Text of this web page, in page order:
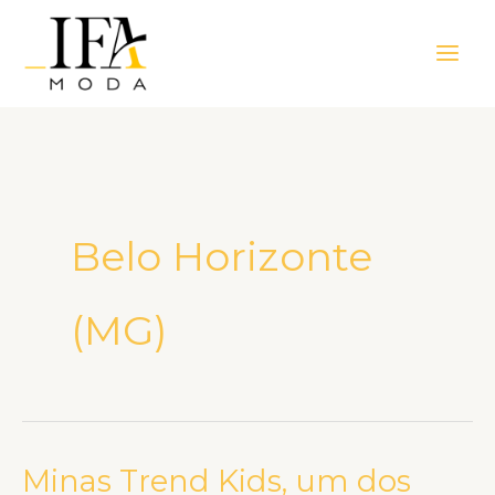
Menu
Belo Horizonte
(MG)
Minas Trend Kids, um dos
Minas